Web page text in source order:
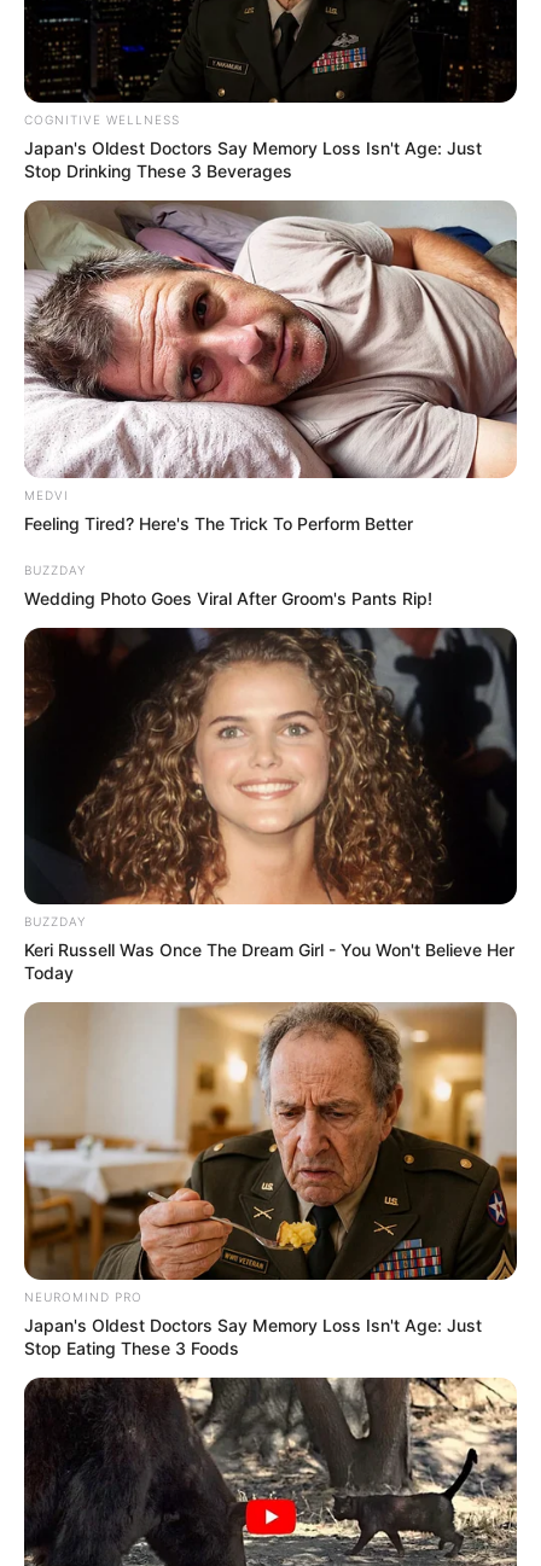
COGNITIVE WELLNESS
Japan's Oldest Doctors Say Memory Loss Isn't Age: Just
Stop Drinking These 3 Beverages
MEDVI
Feeling Tired? Here's The Trick To Perform Better
BUZZDAY
Wedding Photo Goes Viral After Groom's Pants Rip!
BUZZDAY
Keri Russell Was Once The Dream Girl - You Won't Believe Her
Today
NEUROMIND PRO
Japan's Oldest Doctors Say Memory Loss Isn't Age: Just
Stop Eating These 3 Foods